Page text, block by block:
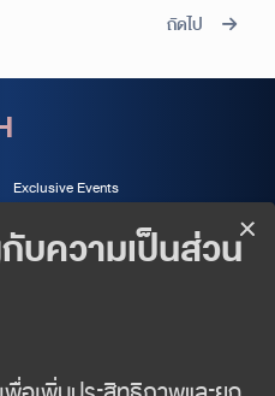
ถัดไป
Exclusive Events
About us